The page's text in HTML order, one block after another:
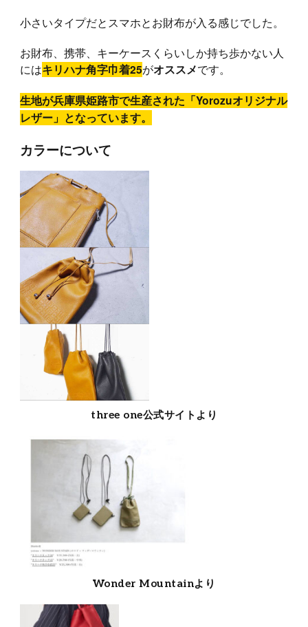
小さいタイプだとスマホとお財布が入る感じでした。
お財布、携帯、キーケースくらいしか持ち歩かない人
にはキリハナ角字巾着25がオススメです。
生地が兵庫県姫路市で生産された「Yorozuオリジナル
レザー」となっています。
カラーについて
three one公式サイトより
Wonder Mountainより